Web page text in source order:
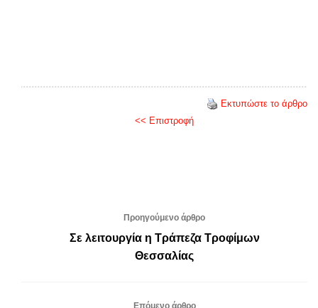
Εκτυπώστε το άρθρο
<< Επιστροφή
Προηγούμενο άρθρο
Σε λειτουργία η Τράπεζα Τροφίμων
Θεσσαλίας
Επόμενο άρθρο